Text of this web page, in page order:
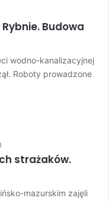
Budowa
wodno-kanalizacyjnej
Roboty prowadzone
strażaków.
mazurskim zajęli